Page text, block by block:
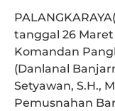
tanggal 26
Komandan
(Danlanal
Setyawan, S.H.,
Pemusnahan